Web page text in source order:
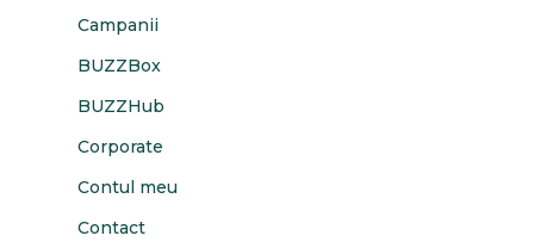
Campanii
BUZZBox
BUZZHub
Corporate
Contul meu
Contact